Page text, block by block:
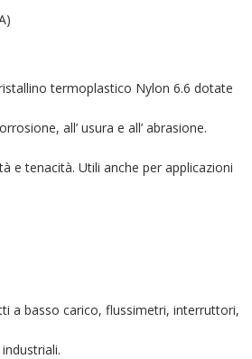
termoplastico Nylon 6.6 dotate
all’ usura e all’ abrasione.
e tenacità. Utili anche per applicazioni
a basso carico, flussimetri, interruttori,